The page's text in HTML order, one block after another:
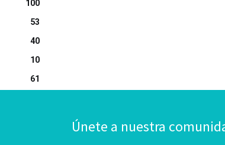
100
53
40
10
61
Únete a nuestra